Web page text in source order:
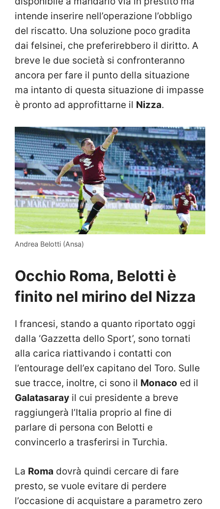
intende inserire nell’operazione l’obbligo
del riscatto. Una soluzione poco gradita
dai felsinei, che preferirebbero il diritto. A
breve le due società si confronteranno
ancora per fare il punto della situazione
ma intanto di questa situazione di impasse
è pronto ad approfittarne il Nizza.
Andrea Belotti (Ansa)
Occhio Roma, Belotti è
finito nel mirino del Nizza
I francesi, stando a quanto riportato oggi
dalla ‘Gazzetta dello Sport’, sono tornati
alla carica riattivando i contatti con
l’entourage dell’ex capitano del Toro. Sulle
sue tracce, inoltre, ci sono il Monaco ed il
Galatasaray il cui presidente a breve
raggiungerà l’Italia proprio al fine di
parlare di persona con Belotti e
convincerlo a trasferirsi in Turchia.
La Roma dovrà quindi cercare di fare
presto, se vuole evitare di perdere
l’occasione di acquistare a parametro zero